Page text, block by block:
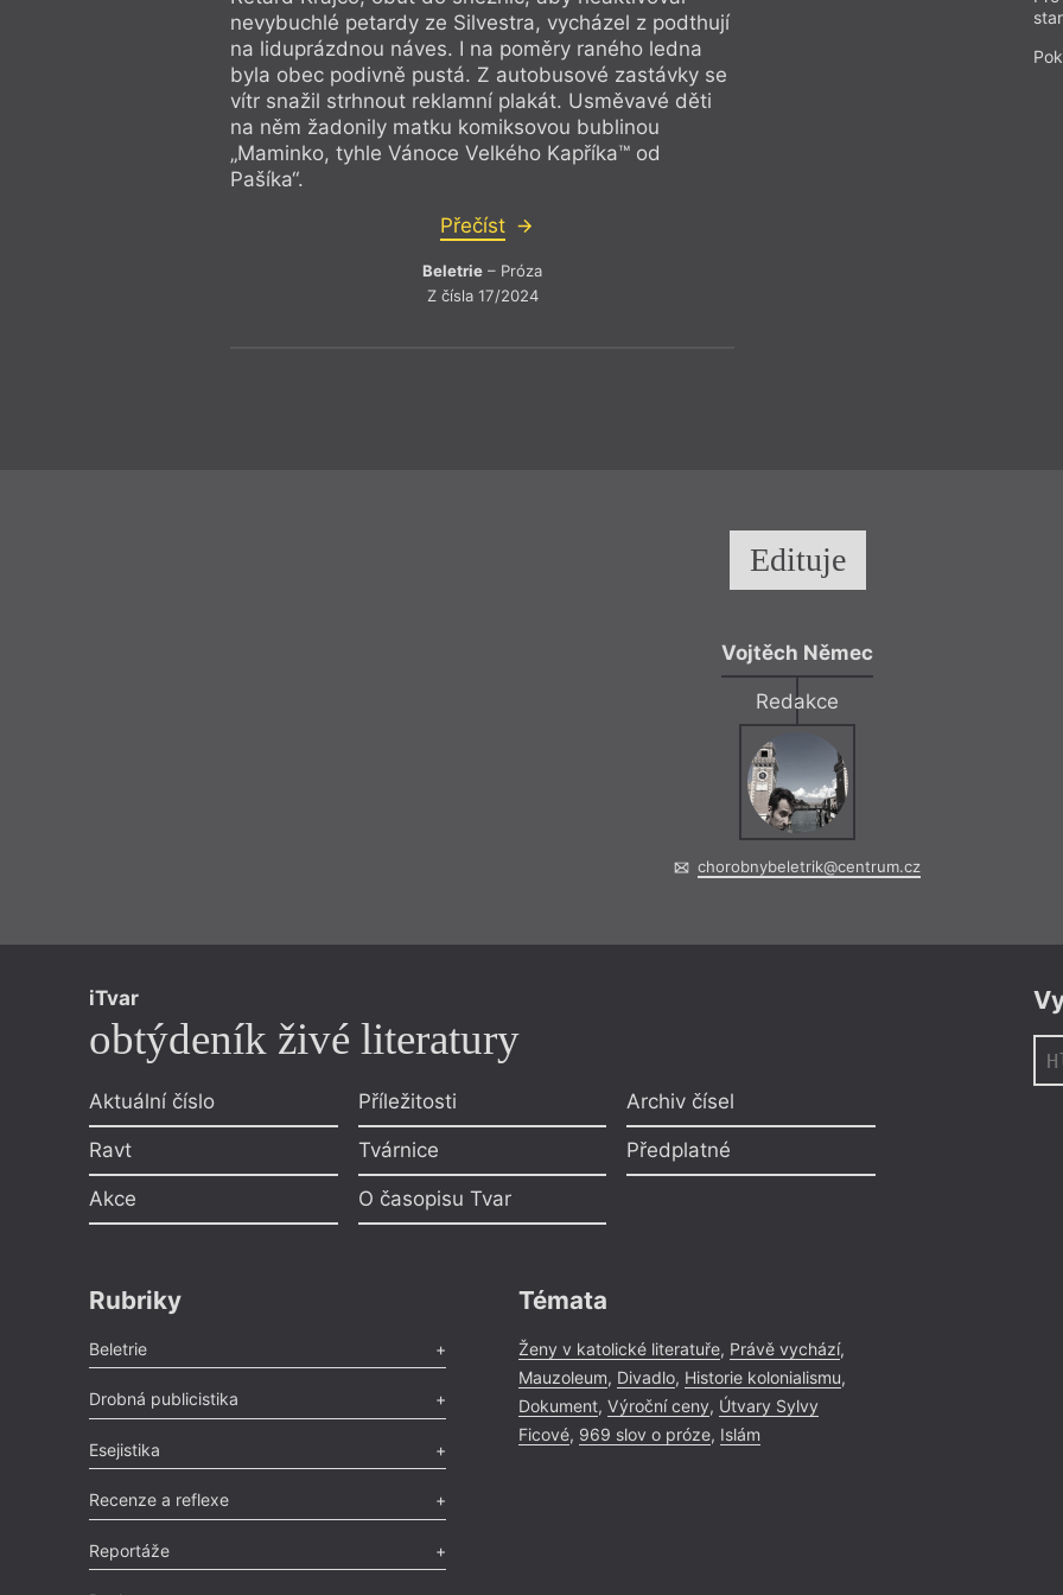
nevybuchlé petardy ze Silvestra, vycházel z podthují
na liduprázdnou náves. I na poměry raného ledna
byla obec podivně pustá. Z autobusové zastávky se
vítr snažil strhnout reklamní plakát. Usměvavé děti
na něm žadonily matku komiksovou bublinou
„Maminko, tyhle Vánoce Velkého Kapříka™ od
Pašíka“.
Přečíst
Beletrie – Próza
Z čísla 17/2024
nevybuchlé
na liduprázdnou
Edituje
Vojtěch Němec
Redakce
chorobnybeletrik@centrum.cz
iTvar
obtýdeník živé literatury
Aktuální číslo
Ravt
Akce
Příležitosti
Tvárnice
O časopisu Tvar
Archiv čísel
Předplatné
Rubriky
Beletrie
Poezie,Próza,Dokumenty
Drobná publicistika
Odlesk,Zasláno
Výročí,Nekrolog,Glosa,Sloupek,Pozvánka,
Literární soutěž ,Komentář
Esejistika
Esej,Pádlo ,Úvaha,Texty
Recenze a reflexe
Recenze,Dvakrát
Méně slov o próze,Celá rubrika
Reportáže
Témata
Ženy v katolické literatuře, Právě vychází,
Mauzoleum, Divadlo, Historie kolonialismu,
Dokument, Výroční ceny, Útvary Sylvy
Ficové, 969 slov o próze, Islám